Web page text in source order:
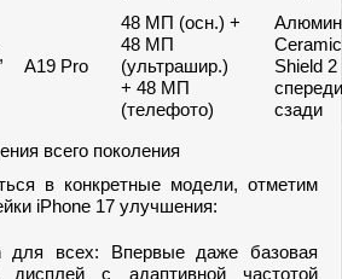
A19 Pro
48 МП (осн.) +
48 МП
(ультрашир.)
+ 48 МП
(телефото)
Ceramic
Shield 2
сзади
всего поколения
в конкретные модели, отметим
iPhone 17 улучшения:
для всех: Впервые даже базовая
дисплей с адаптивной частотой